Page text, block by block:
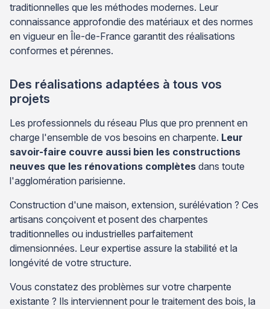
traditionnelles que les méthodes modernes. Leur
connaissance approfondie des matériaux et des normes
en vigueur en Île-de-France garantit des réalisations
conformes et pérennes.
Des réalisations adaptées à tous vos
projets
Les professionnels du réseau Plus que pro prennent en
charge l'ensemble de vos besoins en charpente. Leur
savoir-faire couvre aussi bien les constructions
neuves que les rénovations complètes dans toute
l'agglomération parisienne.
Construction d'une maison, extension, surélévation ? Ces
artisans conçoivent et posent des charpentes
traditionnelles ou industrielles parfaitement
dimensionnées. Leur expertise assure la stabilité et la
longévité de votre structure.
Vous constatez des problèmes sur votre charpente
existante ? Ils interviennent pour le traitement des bois, la